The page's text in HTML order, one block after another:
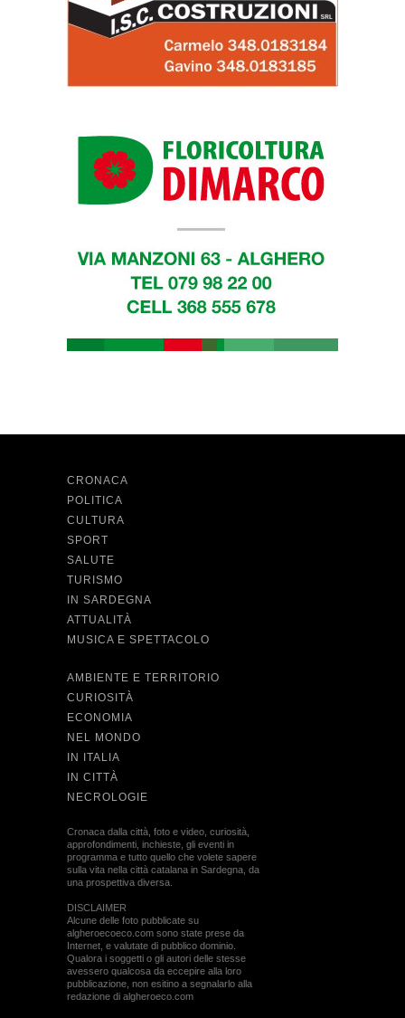
CRONACA
POLITICA
CULTURA
SPORT
SALUTE
TURISMO
IN SARDEGNA
ATTUALITÀ
MUSICA E SPETTACOLO
AMBIENTE E TERRITORIO
CURIOSITÀ
ECONOMIA
NEL MONDO
IN ITALIA
IN CITTÀ
NECROLOGIE
Cronaca dalla città, foto e video, curiosità,
approfondimenti, inchieste, gli eventi in
programma e tutto quello che volete sapere
sulla vita nella città catalana in Sardegna, da
una prospettiva diversa.
DISCLAIMER
Alcune delle foto pubblicate su
algheroecoeco.com sono state prese da
Internet, e valutate di pubblico dominio.
Qualora i soggetti o gli autori delle stesse
avessero qualcosa da eccepire alla loro
pubblicazione, non esitino a segnalarlo alla
redazione di algheroeco.com